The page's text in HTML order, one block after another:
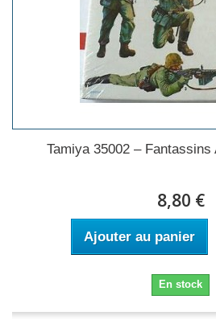
Tamiya 35002 –
8,80 €
Ajouter au panier
En stock